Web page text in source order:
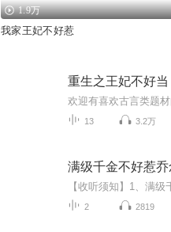
1.9万
我家王妃不好惹
重生之王妃不好当
欢迎有喜欢古言类题
13 3.2万
满级千金不好惹乔
2 2819